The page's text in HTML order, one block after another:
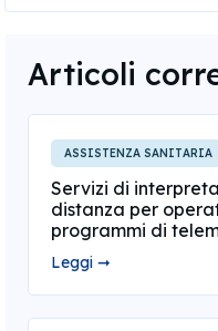
Articoli
ASSISTENZA SANITARIA
Servizi di
distanza per
programmi di
Leggi ➞